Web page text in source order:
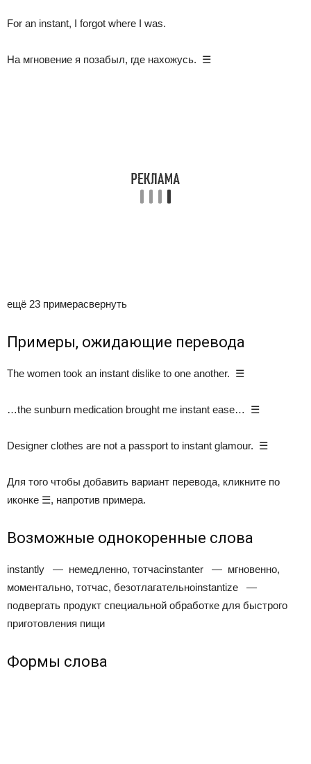
For an instant, I forgot where I was.
На мгновение я позабыл, где нахожусь. ☰
ещё 23 примерасвернуть
Примеры, ожидающие перевода
The women took an instant dislike to one another. ☰
…the sunburn medication brought me instant ease… ☰
Designer clothes are not a passport to instant glamour. ☰
Для того чтобы добавить вариант перевода, кликните по
иконке ☰, напротив примера.
Возможные однокоренные слова
instantly — немедленно, тотчасinstanter — мгновенно,
моментально, тотчас, безотлагательноinstantize —
подвергать продукт специальной обработке для быстрого
приготовления пищи
Формы слова